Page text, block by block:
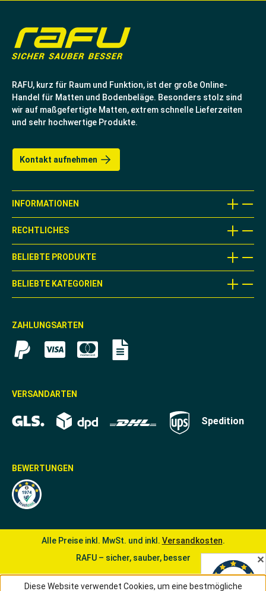
RAFU, kurz für Raum und Funktion, ist der große Online-
Handel für Matten und Bodenbeläge. Besonders stolz sind
wir auf maßgefertigte Matten, extrem schnelle Lieferzeiten
und sehr hochwertige Produkte.
Kontakt aufnehmen
INFORMATIONEN
BELIEBTE PRODUKTE
RECHTLICHES
BELIEBTE KATEGORIEN
ZAHLUNGSARTEN
VERSANDARTEN
Spedition
BEWERTUNGEN
Alle Preise inkl. MwSt. und inkl. Versandkosten.
RAFU – sicher, sauber, besser
Diese Website verwendet Cookies, um eine bestmögliche
✕